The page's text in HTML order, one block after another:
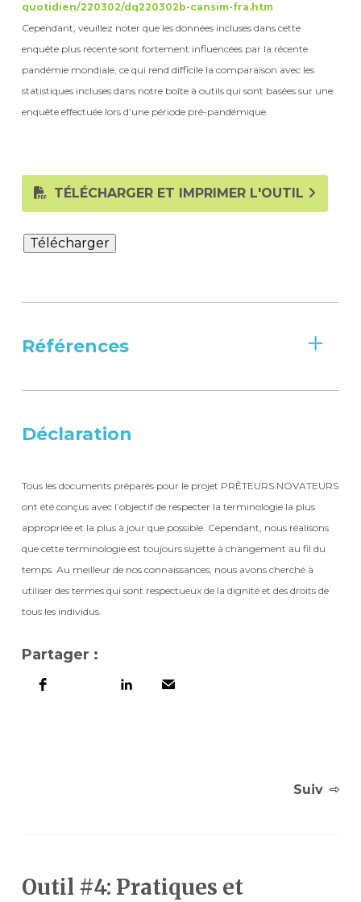
quotidien/220302/dq220302b-cansim-fra.htm
Cependant, veuillez noter que les données incluses dans cette
enquête plus récente sont fortement influencées par la récente
pandémie mondiale, ce qui rend difficile la comparaison avec les
statistiques incluses dans notre boîte à outils qui sont basées sur une
enquête effectuée lors d’une période pré-pandémique.
TÉLÉCHARGER ET IMPRIMER L'OUTIL
Télécharger
Références
Déclaration
Tous les documents préparés pour le projet PRÊTEURS NOVATEURS
ont été conçus avec l’objectif de respecter la terminologie la plus
appropriée et la plus à jour que possible. Cependant, nous réalisons
que cette terminologie est toujours sujette à changement au fil du
temps. Au meilleur de nos connaissances, nous avons cherché à
utiliser des termes qui sont respectueux de la dignité et des droits de
tous les individus.
Partager :
Suiv
Outil #4: Pratiques et